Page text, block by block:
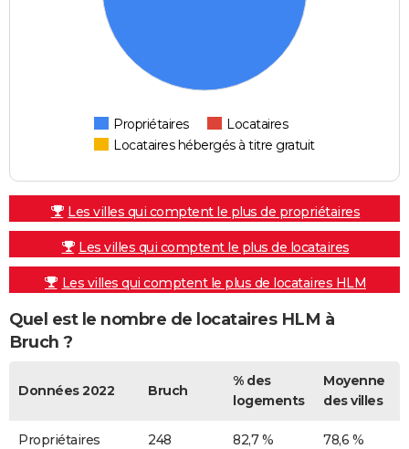
Propriétaires
Locataires
Locataires hébergés à titre gratuit
Les villes qui comptent le plus de propriétaires
Les villes qui comptent le plus de locataires
Les villes qui comptent le plus de locataires HLM
Quel est le nombre de locataires HLM à
Bruch ?
Données 2022 Bruch
% des
logements
Moyenne
des villes
Propriétaires 248 82,7 % 78,6 %